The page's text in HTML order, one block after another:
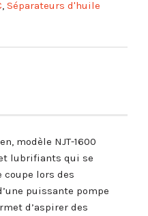
, Séparateurs d'huile
modèle NJT-1600
lubrifiants qui se
lors des
puissante pompe
d’aspirer des